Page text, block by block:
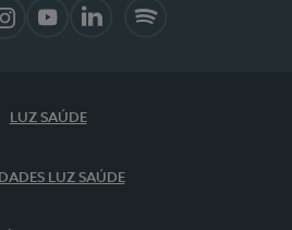
LUZ SAÚDE
LUZ SAÚDE